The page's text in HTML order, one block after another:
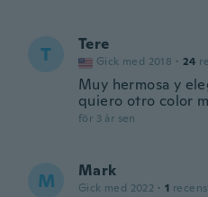
T Tere
Gick med 2018 · 24
Muy hermosa y
quiero otro color
för 3 år sen
M Mark
Gick med 2022 · 1